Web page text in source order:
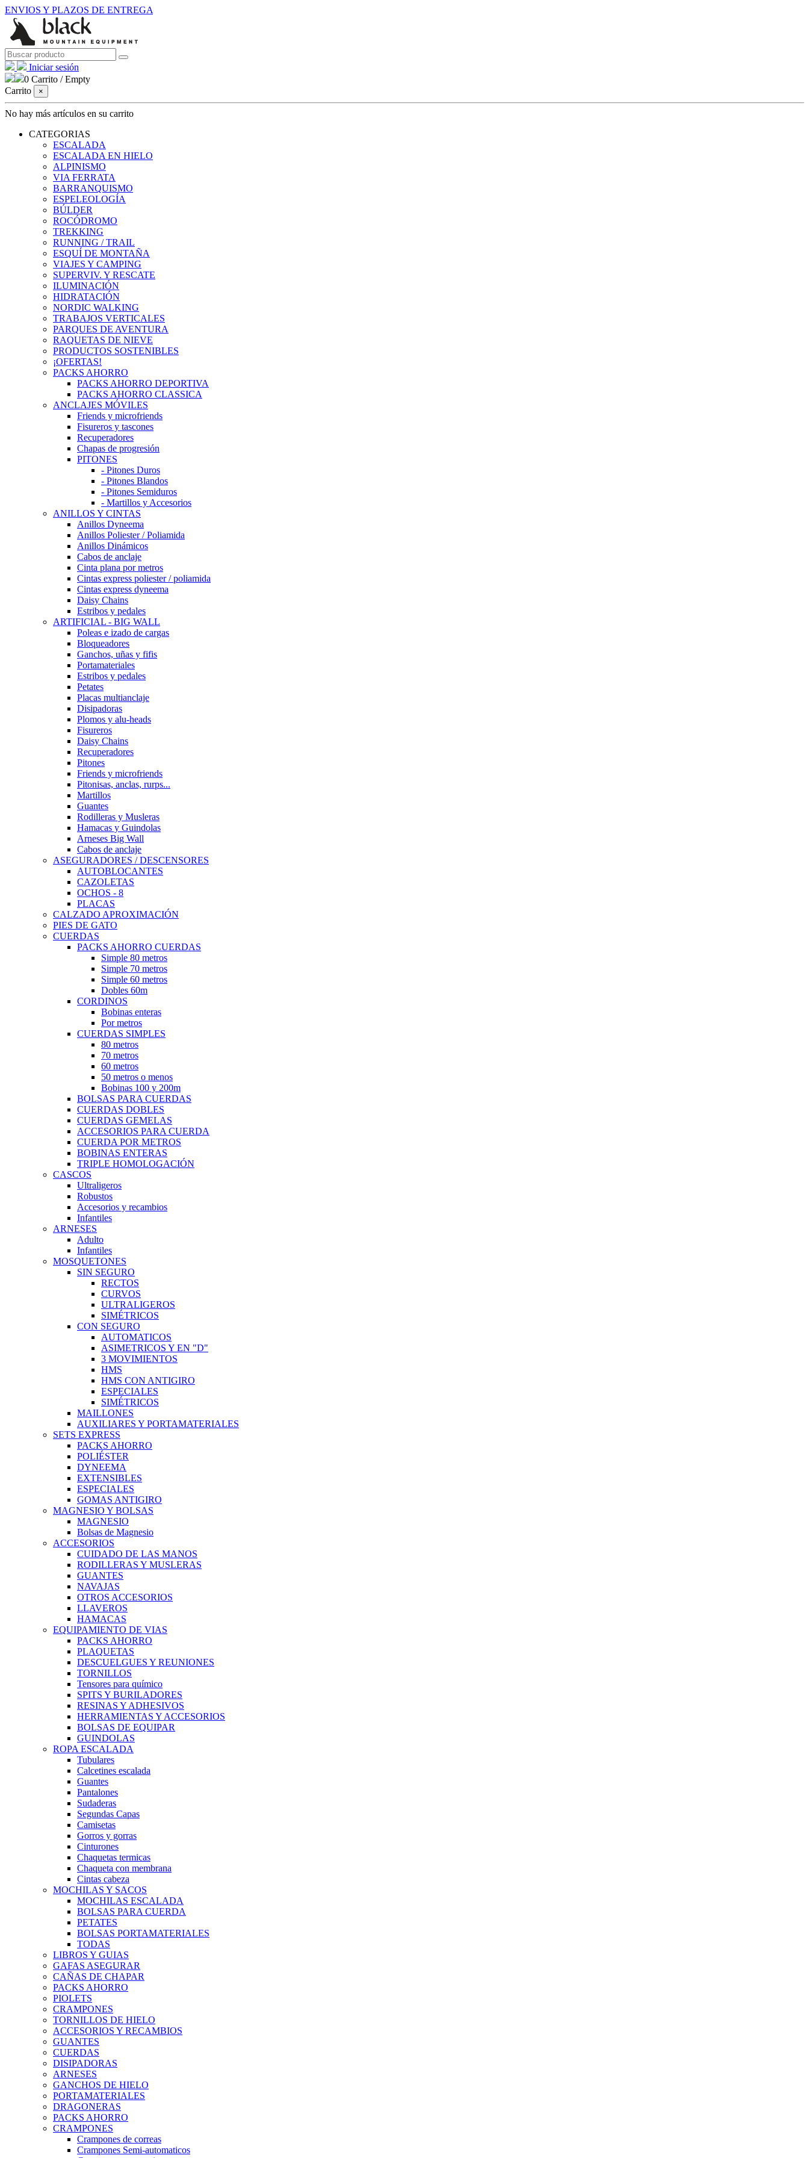
ENVIOS Y PLAZOS DE ENTREGA
Iniciar sesión
0 Carrito /Empty
Carrito
×
No hay más artículos en su carrito
CATEGORIAS
ESCALADA
ESCALADA EN HIELO
ALPINISMO
VIA FERRATA
BARRANQUISMO
ESPELEOLOGÍA
BÚLDER
ROCÓDROMO
TREKKING
RUNNING / TRAIL
ESQUÍ DE MONTAÑA
VIAJES Y CAMPING
SUPERVIV. Y RESCATE
ILUMINACIÓN
HIDRATACIÓN
NORDIC WALKING
TRABAJOS VERTICALES
PARQUES DE AVENTURA
RAQUETAS DE NIEVE
PRODUCTOS SOSTENIBLES
¡OFERTAS!
PACKS AHORRO
PACKS AHORRO DEPORTIVA
PACKS AHORRO CLASSICA
ANCLAJES MÓVILES
Friends y microfriends
Fisureros y tascones
Recuperadores
Chapas de progresión
PITONES
- Pitones Duros
- Pitones Blandos
- Pitones Semiduros
- Martillos y Accesorios
ANILLOS Y CINTAS
Anillos Dyneema
Anillos Poliester / Poliamida
Anillos Dinámicos
Cabos de anclaje
Cinta plana por metros
Cintas express poliester / poliamida
Cintas express dyneema
Daisy Chains
Estribos y pedales
ARTIFICIAL - BIG WALL
Poleas e izado de cargas
Bloqueadores
Ganchos, uñas y fifis
Portamateriales
Estribos y pedales
Petates
Placas multianclaje
Disipadoras
Plomos y alu-heads
Fisureros
Daisy Chains
Recuperadores
Pitones
Friends y microfriends
Pitonisas, anclas, rurps...
Martillos
Guantes
Rodilleras y Musleras
Hamacas y Guindolas
Arneses Big Wall
Cabos de anclaje
ASEGURADORES / DESCENSORES
AUTOBLOCANTES
CAZOLETAS
OCHOS - 8
PLACAS
CALZADO APROXIMACIÓN
PIES DE GATO
CUERDAS
PACKS AHORRO CUERDAS
Simple 80 metros
Simple 70 metros
Simple 60 metros
Dobles 60m
CORDINOS
Bobinas enteras
Por metros
CUERDAS SIMPLES
80 metros
70 metros
60 metros
50 metros o menos
Bobinas 100 y 200m
BOLSAS PARA CUERDAS
CUERDAS DOBLES
CUERDAS GEMELAS
ACCESORIOS PARA CUERDA
CUERDA POR METROS
BOBINAS ENTERAS
TRIPLE HOMOLOGACIÓN
CASCOS
Ultraligeros
Robustos
Accesorios y recambios
Infantiles
ARNESES
Adulto
Infantiles
MOSQUETONES
SIN SEGURO
RECTOS
CURVOS
ULTRALIGEROS
SIMÉTRICOS
CON SEGURO
AUTOMATICOS
ASIMETRICOS Y EN "D"
3 MOVIMIENTOS
HMS
HMS CON ANTIGIRO
ESPECIALES
SIMÉTRICOS
MAILLONES
AUXILIARES Y PORTAMATERIALES
SETS EXPRESS
PACKS AHORRO
POLIÉSTER
DYNEEMA
EXTENSIBLES
ESPECIALES
GOMAS ANTIGIRO
MAGNESIO Y BOLSAS
MAGNESIO
Bolsas de Magnesio
ACCESORIOS
CUIDADO DE LAS MANOS
RODILLERAS Y MUSLERAS
GUANTES
NAVAJAS
OTROS ACCESORIOS
LLAVEROS
HAMACAS
EQUIPAMIENTO DE VIAS
PACKS AHORRO
PLAQUETAS
DESCUELGUES Y REUNIONES
TORNILLOS
Tensores para químico
SPITS Y BURILADORES
RESINAS Y ADHESIVOS
HERRAMIENTAS Y ACCESORIOS
BOLSAS DE EQUIPAR
GUINDOLAS
ROPA ESCALADA
Tubulares
Calcetines escalada
Guantes
Pantalones
Sudaderas
Segundas Capas
Camisetas
Gorros y gorras
Cinturones
Chaquetas termicas
Chaqueta con membrana
Cintas cabeza
MOCHILAS Y SACOS
MOCHILAS ESCALADA
BOLSAS PARA CUERDA
PETATES
BOLSAS PORTAMATERIALES
TODAS
LIBROS Y GUIAS
GAFAS ASEGURAR
CAÑAS DE CHAPAR
PACKS AHORRO
PIOLETS
CRAMPONES
TORNILLOS DE HIELO
ACCESORIOS Y RECAMBIOS
GUANTES
CUERDAS
DISIPADORAS
ARNESES
GANCHOS DE HIELO
PORTAMATERIALES
DRAGONERAS
PACKS AHORRO
CRAMPONES
Crampones de correas
Crampones Semi-automaticos